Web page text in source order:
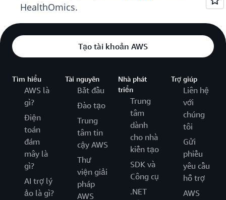
HealthOmics.
Tạo tài khoản AWS
Tìm hiểu
AWS là
gì?
Điện
toán
đám
mây là
gì?
AI trợ lý
ảo là gì?
Tài nguyên
Bắt đầu
Đào tạo
Trung
tâm tin
cậy AWS
Thư
viện giải
pháp
AWS
Nhà phát
triển
Trung
tâm
dành
cho nhà
kiến tạo
SDK và
Công cụ
.NET
Trợ giúp
Liên hệ
với
chúng
tôi
Gửi
phiếu
yêu cầu
hỗ trợ
AWS